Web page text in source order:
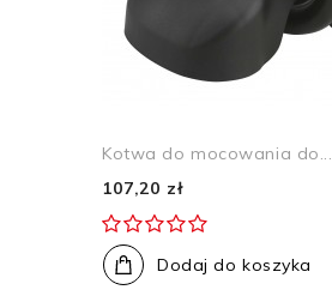
Kotwa do mocowania do...
107,20 zł
Dodaj do koszyka